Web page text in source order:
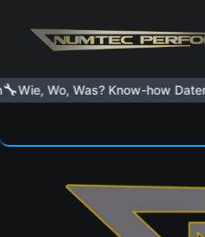
Wie, Wo, Was? Know-how